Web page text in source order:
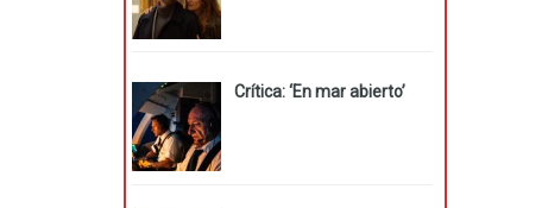
Crítica: ‘En mar abierto’